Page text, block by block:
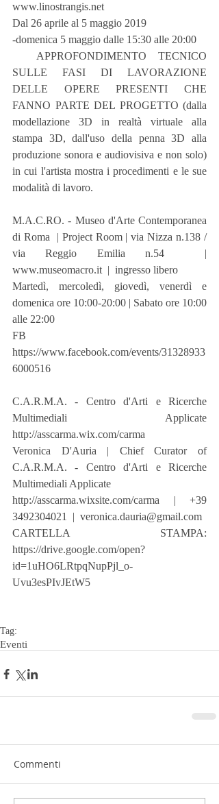
www.linostrangis.net
Dal 26 aprile al 5 maggio 2019
-domenica 5 maggio dalle 15:30 alle 20:00
SULLE FASI DI LAVORAZIONE
DELLE OPERE PRESENTI CHE
FANNO PARTE DEL PROGETTO (dalla
modellazione 3D in realtà virtuale alla
stampa 3D, dall'uso della penna 3D alla
produzione sonora e audiovisiva e non solo)
in cui l'artista mostra i procedimenti e le sue
modalità di lavoro.
M.A.C.RO. - Museo d'Arte Contemporanea
di Roma  | Project Room | via Nizza n.138 /
via Reggio Emilia n.54  |
www.museomacro.it  |  ingresso libero
Martedì, mercoledì, giovedì, venerdì e
domenica ore 10:00-20:00 | Sabato ore 10:00
alle 22:00
FB
https://www.facebook.com/events/31328933
6000516
C.A.R.M.A. - Centro d'Arti e Ricerche
Multimediali Applicate
http://asscarma.wix.com/carma
Veronica D'Auria | Chief Curator of
C.A.R.M.A. - Centro d'Arti e Ricerche
Multimediali Applicate
http://asscarma.wixsite.com/carma  |  +39
CARTELLA STAMPA:
https://drive.google.com/open?
id=1uHO6LRtpqNupPjl_o-
Uvu3esPIvJEtW5
Tag:
Eventi
Commenti